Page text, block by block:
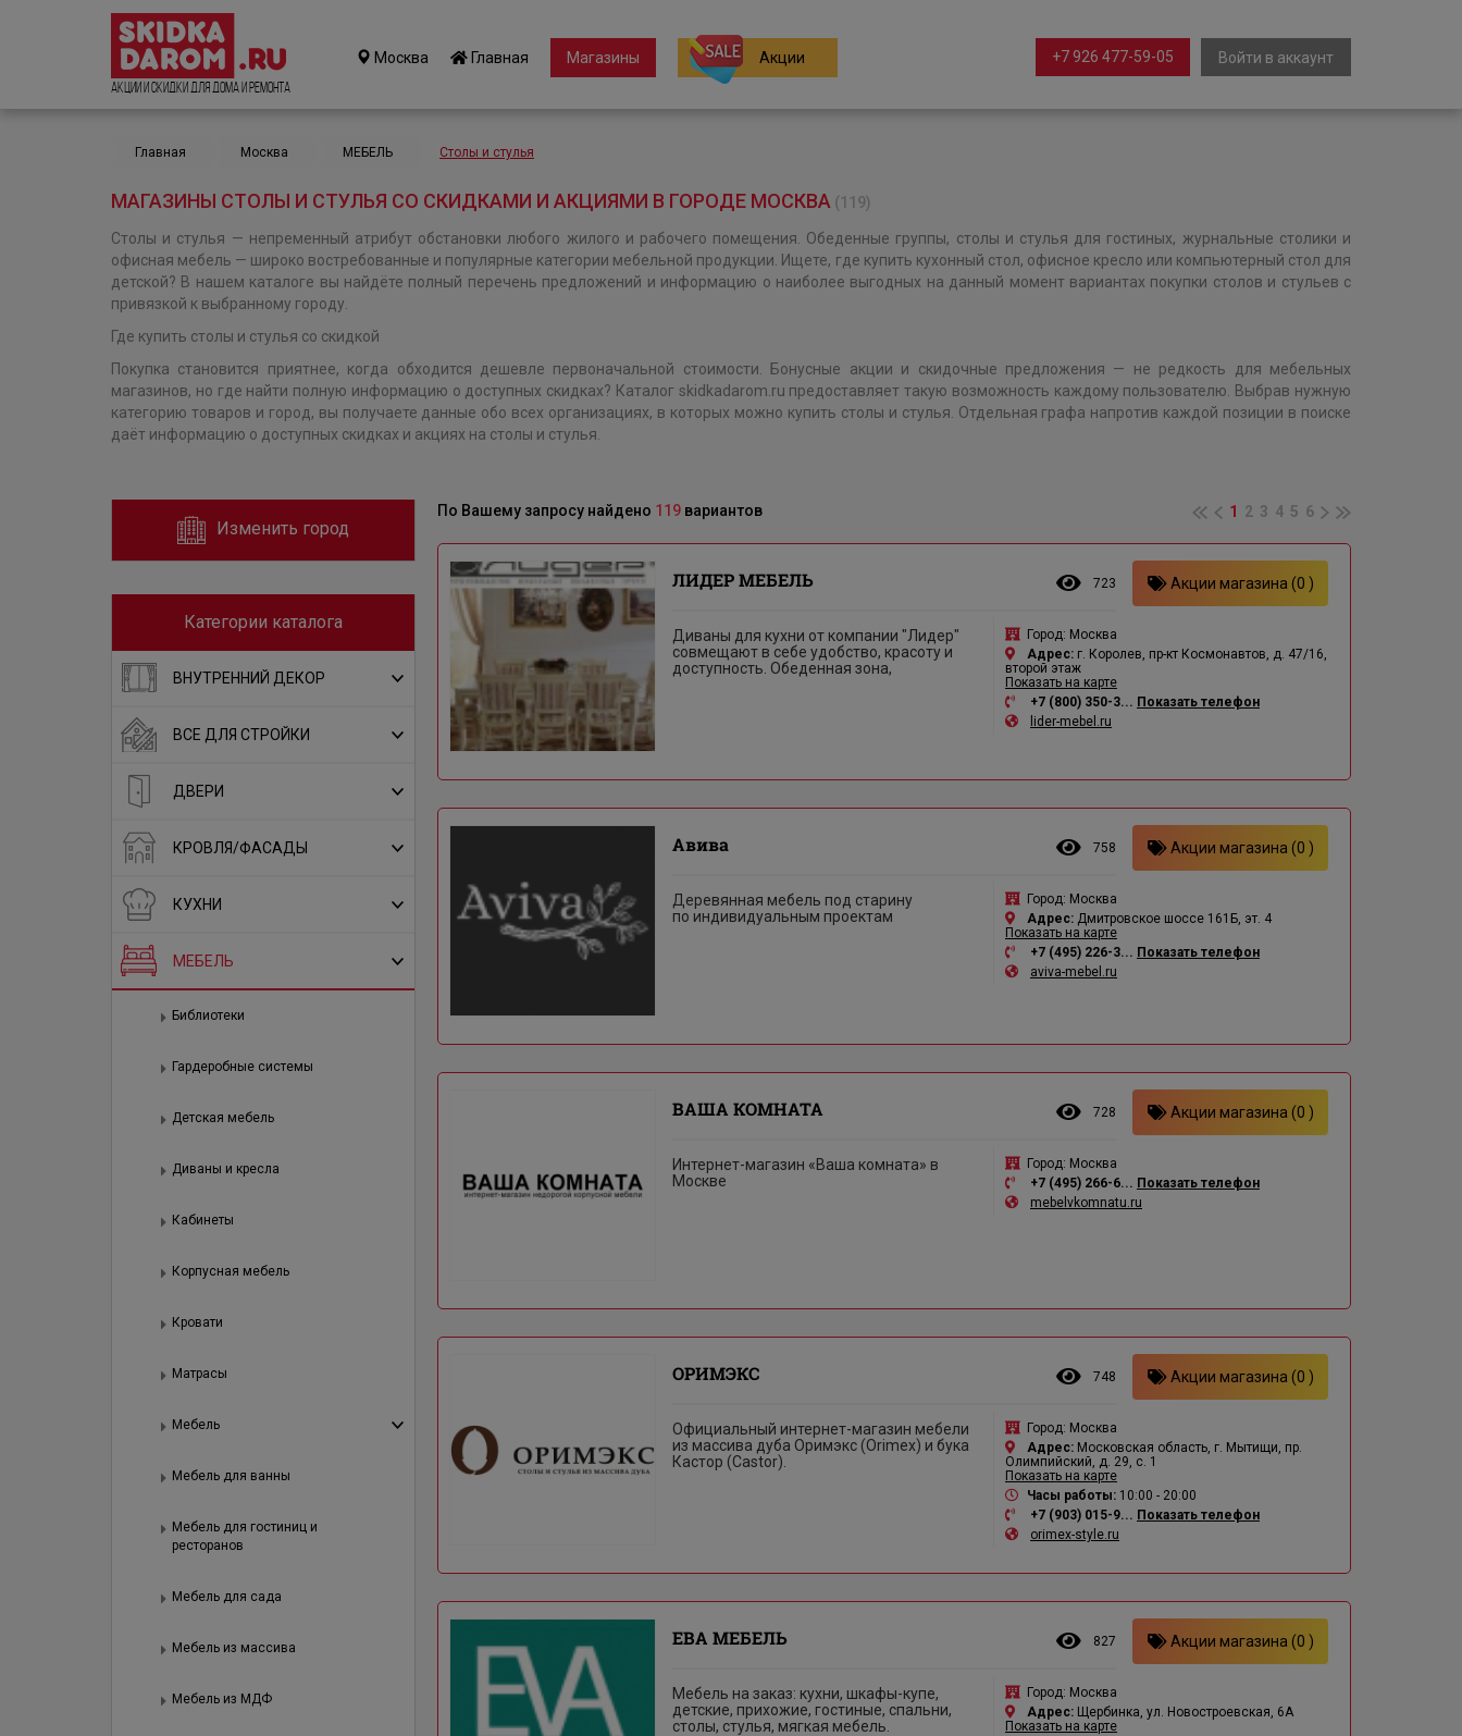
Акции и Скидки для дома и ремонта
Москва Главная Магазины Акции Войти в аккаунт
+7 926 477-59-05
Главная Москва МЕБЕЛЬ Столы и стулья
МАГАЗИНЫ СТОЛЫ И СТУЛЬЯ СО СКИДКАМИ И АКЦИЯМИ В ГОРОДЕ МОСКВА (119)
Столы и стулья — непременный атрибут обстановки любого жилого и рабочего помещения. Обеденные группы, столы и стулья для гостиных, журнальные столики и
офисная мебель — широко востребованные и популярные категории мебельной продукции. Ищете, где купить кухонный стол, офисное кресло или компьютерный стол для
детской? В нашем каталоге вы найдёте полный перечень предложений и информацию о наиболее выгодных на данный момент вариантах покупки столов и стульев с
привязкой к выбранному городу.
Где купить столы и стулья со скидкой
Покупка становится приятнее, когда обходится дешевле первоначальной стоимости. Бонусные акции и скидочные предложения — не редкость для мебельных
магазинов, но где найти полную информацию о доступных скидках? Каталог skidkadarom.ru предоставляет такую возможность каждому пользователю. Выбрав нужную
категорию товаров и город, вы получаете данные обо всех организациях, в которых можно купить столы и стулья. Отдельная графа напротив каждой позиции в поиске
даёт информацию о доступных скидках и акциях на столы и стулья.
Изменить город
Категории каталога
ВНУТРЕННИЙ ДЕКОР
ВСЕ ДЛЯ СТРОЙКИ
ДВЕРИ
КРОВЛЯ/ФАСАДЫ
КУХНИ
МЕБЕЛЬ
Библиотеки
Гардеробные системы
Детская мебель
Диваны и кресла
Кабинеты
Корпусная мебель
Кровати
Матрасы
Мебель
Мебель для ванны
Мебель для гостиниц и
ресторанов
Мебель для сада
Мебель из массива
Мебель из МДФ
По Вашему запросу найдено 119 вариантов 1 2 3 4 5 6
ЛИДЕР МЕБЕЛЬ 723 Акции магазина (0 )
Диваны для кухни от компании "Лидер"
совмещают в себе удобство, красоту и
доступность. Обеденная зона,
Город: Москва
Адрес: г. Королев, пр-кт Космонавтов, д. 47/16,
второй этаж
Показать на карте
+7 (800) 350-3... Показать телефон
lider-mebel.ru
Авива 758 Акции магазина (0 )
Деревянная мебель под старину
по индивидуальным проектам
Город: Москва
Адрес: Дмитровское шоссе 161Б, эт. 4
Показать на карте
+7 (495) 226-3... Показать телефон
aviva-mebel.ru
ВАША КОМНАТА 728 Акции магазина (0 )
Интернет-магазин «Ваша комната» в
Москве
Город: Москва
+7 (495) 266-6... Показать телефон
mebelvkomnatu.ru
ОРИМЭКС 748 Акции магазина (0 )
Официальный интернет-магазин мебели
из массива дуба Оримэкс (Orimex) и бука
Кастор (Castor).
Город: Москва
Адрес: Московская область, г. Мытищи, пр.
Олимпийский, д. 29, с. 1
Показать на карте
Часы работы: 10:00 - 20:00
+7 (903) 015-9... Показать телефон
orimex-style.ru
ЕВА МЕБЕЛЬ 827 Акции магазина (0 )
Мебель на заказ: кухни, шкафы-купе,
детские, прихожие, гостиные, спальни,
столы, стулья, мягкая мебель.
Город: Москва
Адрес: Щербинка, ул. Новостроевская, 6А
Показать на карте